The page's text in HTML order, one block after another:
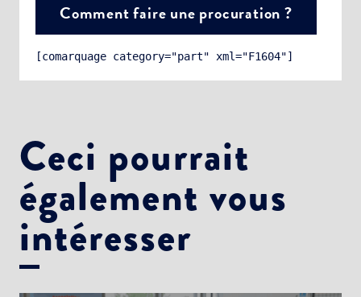
Comment faire une procuration ?
[comarquage category="part" xml="F1604"]
Ceci pourrait
également vous
intéresser
Choisissez votre abonnement :
Alertes Mail
Newsletter Culture